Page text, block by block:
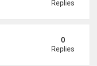
Replies
0
Replies